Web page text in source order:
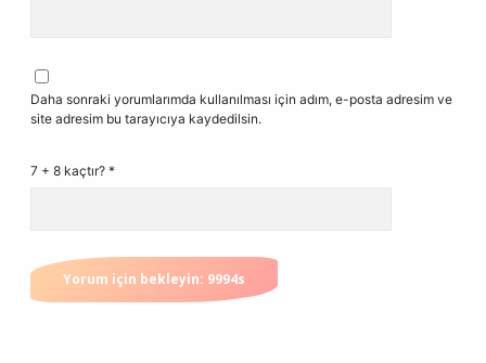
Daha sonraki yorumlarımda kullanılması için adım, e-posta adresim ve
site adresim bu tarayıcıya kaydedilsin.
7 + 8 kaçtır? *